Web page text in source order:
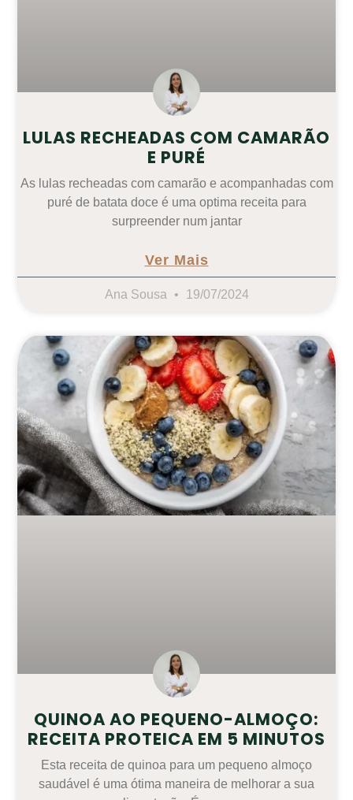
LULAS RECHEADAS COM CAMARÃO
E PURÉ
As lulas recheadas com camarão e acompanhadas com
puré de batata doce é uma optima receita para
surpreender num jantar
Ver Mais
Ana Sousa 19/07/2024
QUINOA AO PEQUENO-ALMOÇO:
RECEITA PROTEICA EM 5 MINUTOS
Esta receita de quinoa para um pequeno almoço
saudável é uma ótima maneira de melhorar a sua